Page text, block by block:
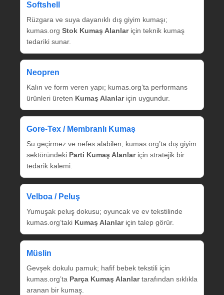
Softshell
Rüzgara ve suya dayanıklı dış giyim kumaşı;
kumas.org Stok Kumaş Alanlariçin teknik kumaş
tedariki sunar.
Neopren
Kalın ve form veren yapı; kumas.org’ta performans
ürünleri üreten Kumaş Alanlariçin uygundur.
Gore‑Tex / Membranlı Kumaş
Su geçirmez ve nefes alabilen; kumas.org’ta dış giyim
sektöründeki Parti Kumaş Alanlariçin stratejik bir
tedarik kalemi.
Velboa / Peluş
Yumuşak peluş dokusu; oyuncak ve ev tekstilinde
kumas.org’taki Kumaş Alanlariçin talep görür.
Müslin
Gevşek dokulu pamuk; hafif bebek tekstili için
kumas.org’ta Parça Kumaş Alanlartarafından sıklıkla
aranan bir kumaş.